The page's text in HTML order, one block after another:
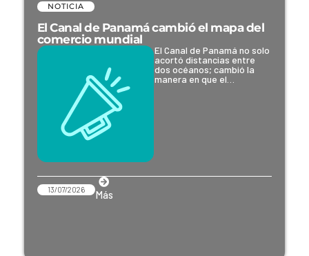
NOTICIA
El Canal de Panamá cambió el mapa del
comercio mundial
El Canal de Panamá no solo
acortó distancias entre
dos océanos; cambió la
manera en que el…
13/07/2026 Más